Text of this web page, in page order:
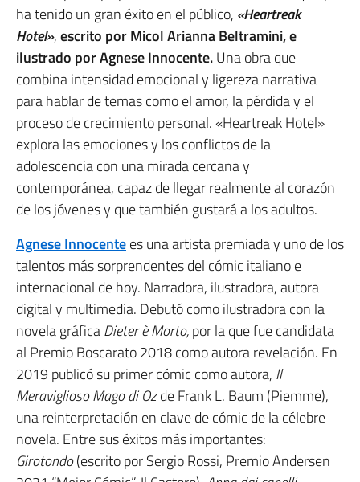
ha tenido un gran éxito en el público, «Heartreak
Hotel»,escrito por Micol Arianna Beltramini, e
ilustrado por Agnese Innocente.Una obra que
combina intensidad emocional y ligereza narrativa
para hablar de temas como el amor, la pérdida y el
proceso de crecimiento personal. «Heartreak Hotel»
explora las emociones y los conflictos de la
adolescencia con una mirada cercana y
contemporánea, capaz de llegar realmente al corazón
de los jóvenes y que también gustará a los adultos.
Agnese Innocentees una artista premiada y uno de los
talentos más sorprendentes del cómic italiano e
internacional de hoy. Narradora, ilustradora, autora
digital y multimedia. Debutó como ilustradora con la
novela gráficaDieter è Morto,por la que fue candidata
al Premio Boscarato 2018 como autora revelación. En
2019 publicó su primer cómic como autora, Il
Meraviglioso Mago di Ozde Frank L. Baum (Piemme),
una reinterpretación en clave de cómic de la célebre
novela. Entre sus éxitos más importantes:
Girotondo(escrito por Sergio Rossi, Premio Andersen